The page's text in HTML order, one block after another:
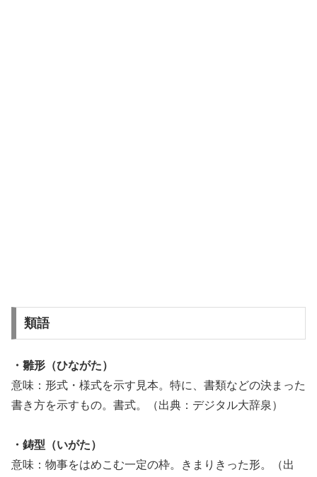
類語
・雛形（ひながた）
意味：形式・様式を示す見本。特に、書類などの決まった
書き方を示すもの。書式。（出典：デジタル大辞泉）
・鋳型（いがた）
意味：物事をはめこむ一定の枠。きまりきった形。（出